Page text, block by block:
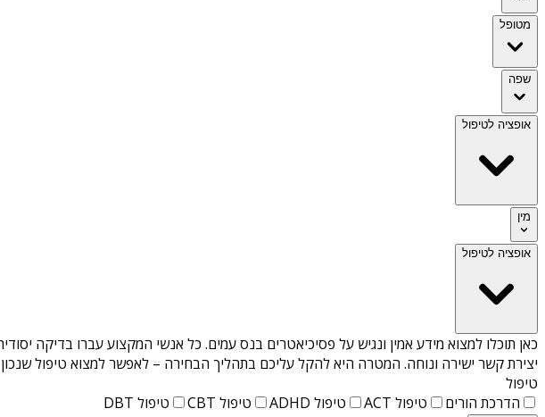
מטופל
שפה
אופציה לטיפול
מין
אופציה לטיפול
כאן תוכלו למצוא מידע אמין ונגיש על פסיכיאטרים בנס עמים. כל אנשי המקצוע עברו בדיקה
יצירת קשר ישירה ונוחה. המטרה היא להקל עליכם בתהליך הבחירה – לאפשר למצוא טיפול
טיפול
הדרכת הורים
טיפול ACT טיפול ADHD טיפול CBT טיפול DBT